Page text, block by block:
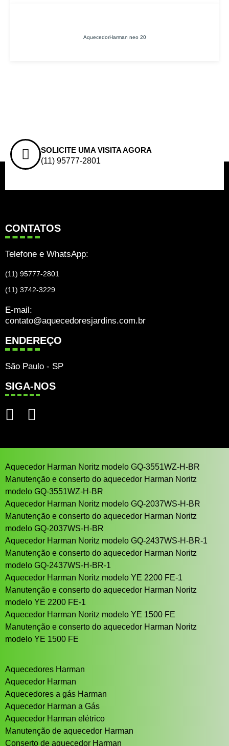
AquecedorHarman neo 20
SOLICITE UMA VISITA AGORA
(11) 95777-2801
CONTATOS
Telefone e WhatsApp:
(11) 95777-2801
(11) 3742-3229
E-mail:
contato@aquecedoresjardins.com.br
ENDEREÇO
São Paulo - SP
SIGA-NOS
Aquecedor Harman Noritz modelo GQ-3551WZ-H-BR
Manutenção e conserto do aquecedor Harman Noritz
modelo GQ-3551WZ-H-BR
Aquecedor Harman Noritz modelo GQ-2037WS-H-BR
Manutenção e conserto do aquecedor Harman Noritz
modelo GQ-2037WS-H-BR
Aquecedor Harman Noritz modelo GQ-2437WS-H-BR-1
Manutenção e conserto do aquecedor Harman Noritz
modelo GQ-2437WS-H-BR-1
Aquecedor Harman Noritz modelo YE 2200 FE-1
Manutenção e conserto do aquecedor Harman Noritz
modelo YE 2200 FE-1
Aquecedor Harman Noritz modelo YE 1500 FE
Manutenção e conserto do aquecedor Harman Noritz
modelo YE 1500 FE
Aquecedores Harman
Aquecedor Harman
Aquecedores a gás Harman
Aquecedor Harman a Gás
Aquecedor Harman elétrico
Manutenção de aquecedor Harman
Conserto de aquecedor Harman